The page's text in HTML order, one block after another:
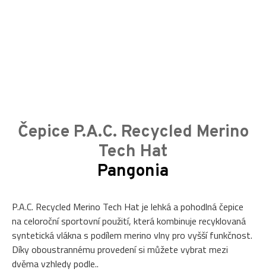
Čepice P.A.C. Recycled Merino
Tech Hat
Pangonia
P.A.C. Recycled Merino Tech Hat je lehká a pohodlná čepice
na celoroční sportovní použití, která kombinuje recyklovaná
syntetická vlákna s podílem merino vlny pro vyšší funkčnost.
Díky oboustrannému provedení si můžete vybrat mezi
dvěma vzhledy podle..